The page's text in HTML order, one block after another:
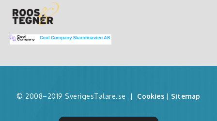
© 2008–2019 SverigesTalare.se | Cookies | Sitemap